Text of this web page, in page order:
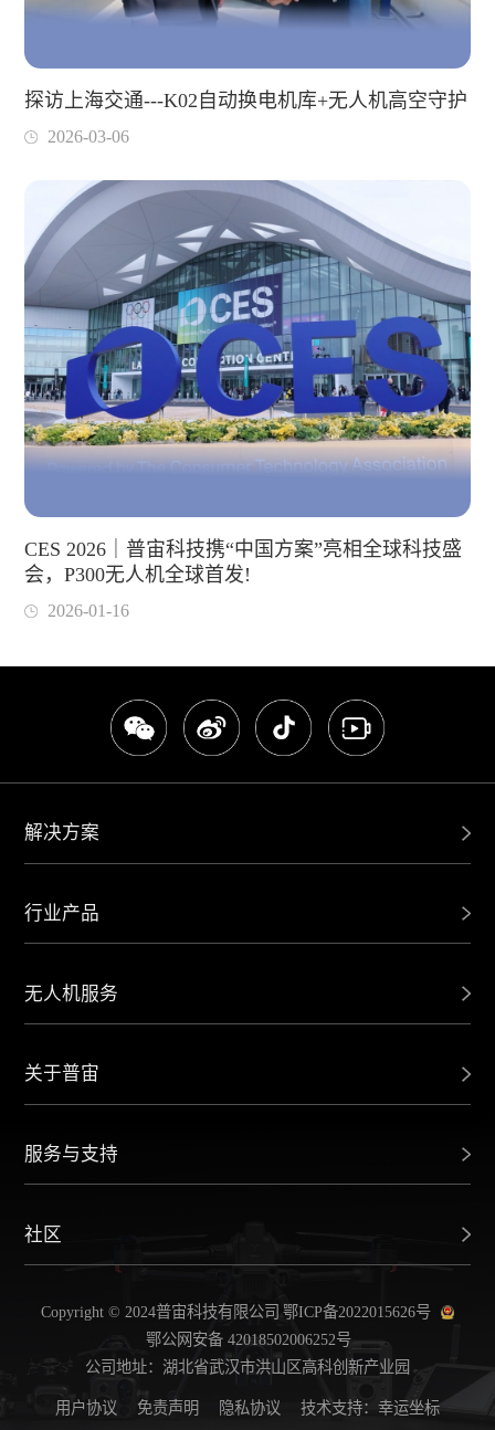
探访上海交通---K02自动换电机库+无人机高空守护
2026-03-06
CES 2026｜普宙科技携“中国方案”亮相全球科技盛
会，P300无人机全球首发!
2026-01-16
解决方案
行业产品
无人机服务
关于普宙
服务与支持
社区
Copyright © 2024普宙科技有限公司 鄂ICP备2022015626号
鄂公网安备 42018502006252号
公司地址：湖北省武汉市洪山区高科创新产业园
用户协议 免责声明 隐私协议 技术支持：幸运坐标